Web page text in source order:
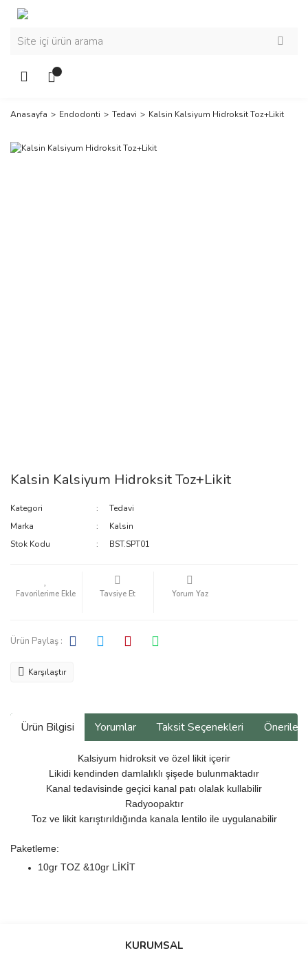
Anasayfa Endodonti Tedavi Kalsin Kalsiyum Hidroksit Toz+Likit
Kalsin Kalsiyum Hidroksit Toz+Likit
Kategori
Tedavi
Marka
Kalsin
Stok Kodu
BST.SPT01
Tavsiye Et Yorum Yaz
Ürün Paylaş :
Karşılaştır
Ürün Bilgisi Yorumlar Taksit Seçenekleri
Kalsiyum hidroksit ve özel likit içerir
Likidi kendinden damlalıklı şişede bulunmaktadır
Kanal tedavisinde geçici kanal patı olalak kullabilir
Radyoopaktır
Toz ve likit karıştırıldığında kanala lentilo ile uygulanabilir
Paketleme:
10gr TOZ &10gr LİKİT
Bu ürüne ilk yorumu siz yapın!
KURUMSAL